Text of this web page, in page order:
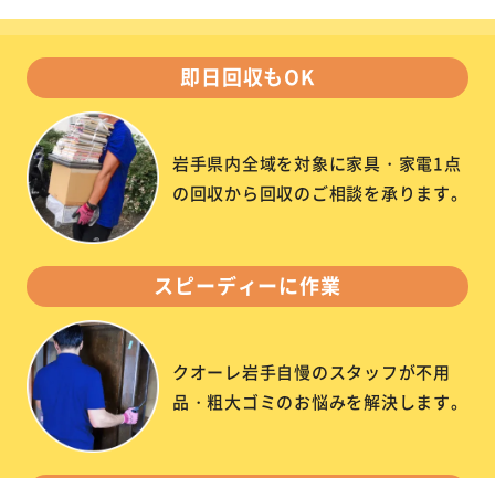
即日回収もOK
岩手県内全域を対象に家具・家電1点
の回収から回収のご相談を承ります。
スピーディーに作業
クオーレ岩手自慢のスタッフが不用
品・粗大ゴミのお悩みを解決します。